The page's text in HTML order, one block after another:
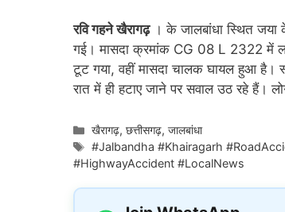
रवि गहने खैरागढ़। के जालबांधा स्थित जया
गई। मासदा क्रमांक CG 08 L 2322 में
टूट गया, वहीं मासदा चालक घायल हुआ है।
रात में ही हटाए जाने पर सवाल उठ रहे हैं।
Categories
खैरागढ़,छत्तीसगढ़,जालबांधा
Tags
#Jalbandha #Khairagarh
#HighwayAccident #LocalNews